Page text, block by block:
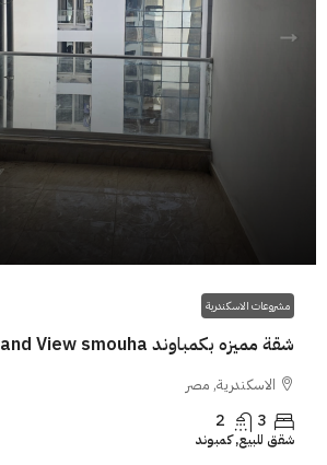
مشروعات الاسكندرية
شقة مميزه بكمباوند 173m Grand View smouha
الاسكندرية, مصر
3
2
شقق للبيع, كمبوند